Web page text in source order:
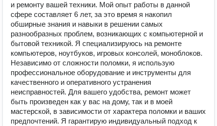
и ремонту вашей техники. Мой опыт работы в данной
сфере составляет 6 лет, за это время я накопил
обширные знания и навыки в решении самых
разнообразных проблем, возникающих с компьютерной и
бытовой техникой. Я специализируюсь на ремонте
компьютеров, ноутбуков, игровых консолей, моноблоков.
Независимо от сложности поломки, я использую
профессиональное оборудование и инструменты для
качественного и оперативного устранения
неисправностей. Для вашего удобства, ремонт может
быть произведен как у вас на дому, так и в моей
мастерской, в зависимости от характера поломки и ваших
предпочтений. Я гарантирую индивидуальный подход к